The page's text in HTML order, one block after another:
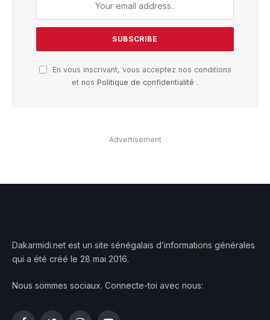
En vous inscrivant, vous acceptez nos conditions
et nos Politique de confidentialité .
Advertisement
Dakarmidi.net est un site sénégalais d’informations générales
qui a été créé le 28 mai 2016.
Nous sommes sociaux. Connecte-toi avec nous: